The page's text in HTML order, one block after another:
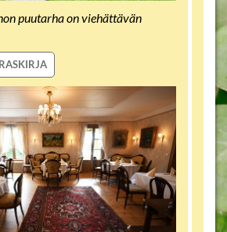
puutarha on viehättävän